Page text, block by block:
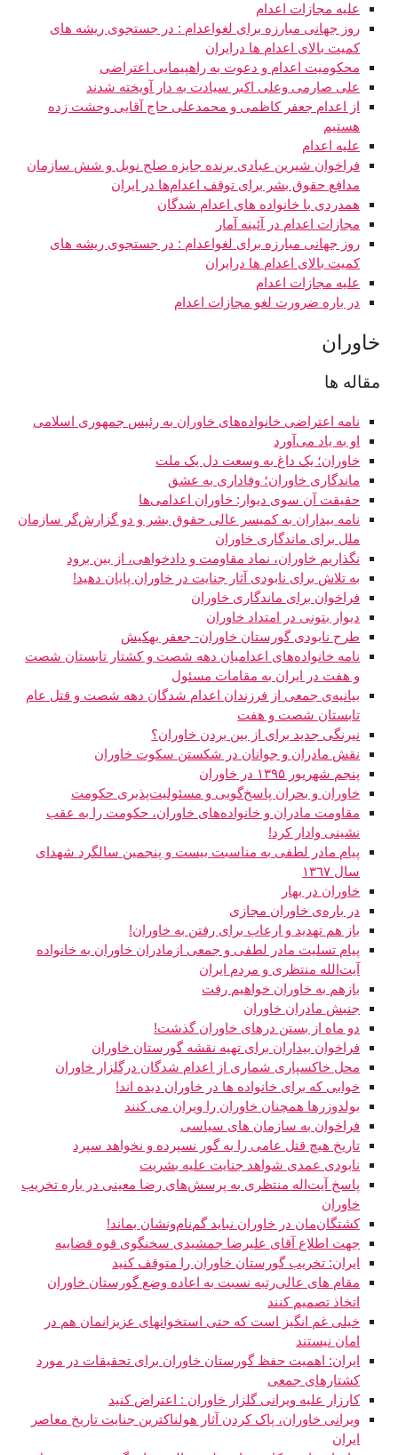
علیه مجازات اعدام
روز جهانی مبارزه برای لغواعدام : در جستجوی ریشه های
کمیت بالای اعدام ها درایران
محکوميت اعدام و دعوت به راهپيمايی اعتراضی
علی صارمی وعلی اکبر سیادت به دار آویخته شدند
از اعدام جعفر کاظمی و محمدعلی حاج آقایی وحشت زده
هستیم
علیه اعدام
فراخوان شیرین عبادی برنده جایزه صلح نوبل و شش سازمان
مدافع حقوق بشر برای توقف اعدام‌ها در ایران
همدردی با خانواده های اعدام شدگان
مجازات اعدام در آئینه آمار
روز جهانی مبارزه برای لغواعدام : در جستجوی ریشه های
کمیت بالای اعدام ها درایران
علیه مجازات اعدام
در باره ضرورت لغو مجازات اعدام
خاوران
مقاله ها
نامه اعتراضی خانواده‌های خاوران به رئیس جمهوری اسلامی
او به یاد می‌آورد
خاوران؛ یک داغ به وسعت دل یک ملت
ماندگاری خاوران؛ وفاداری به عشق
حقیقت آن‌ سوی دیوار: خاوران اعدامی‌ها
نامه بیداران به کمیسر عالی حقوق بشر و دو گزارش‌گر سازمان
ملل برای ماندگاری خاوران
نگذاریم خاوران، نماد مقاومت و دادخواهی، از بین برود
به تلاش برای نابودی آثار جنایت در خاوران پایان دهید!
فراخوان برای ماندگاری خاوران
دیوار بتونی در امتداد خاوران
طرح نابودی گورستان خاوران- جعفر بهکیش
نامه خانواده‌های اعدامیان دهه شصت و کشتار تابستان شصت
و هفت در ایران به مقامات مسئول
بیانیه‌ی جمعی از فرزندان اعدام شدگان دهه شصت و قتل عام
تابستان شصت و هفت
نیرنگی جدید برای از بین بردن خاوران؟
نقش مادران و جوانان در شکستن سکوت خاوران
پنجم شهریور ۱۳۹۵ در خاوران
خاوران و بحران پاسخ‌گویی و مسئولیت‌پذیری حکومت
مقاومت مادران و خانواده‌های خاوران، حکومت را به عقب
نشینی وادار کرد!
پیام مادر لطفی به مناسبت بیست و پنجمین سالگرد شهدای
سال ١٣٦٧
خاوران در بهار
در باره‌ی خاوران مجازی
باز هم تهدید و ارعاب برای رفتن به خاوران!
پيام تسليت مادر لطفی و جمعی ازمادران خاوران به خانواده
آيت‌الله منتظری و مردم ايران
بازهم به خاوران خواهیم رفت
جنبش مادران خاوران
دو ماه از بستن درهای خاوران گذشت!
فراخوان بیداران برای تهیه نقشه گورستان خاوران
محل خاکسپاری شماری از اعدام شدگان درگلزار خاوران
خوابی که برای خانواده ها در خاوران دیده اند!
بولدوزرها همچنان خاوران را ویران می کنند
فراخوان به سازمان های سیاسی
تاریخ هیچ قتل عامی را به گور نسپرده و نخواهد سپرد
نابودی عمدی شواهد جنایت علیه بشریت
پاسخ آیت‌اله منتظری به پرسش‌های رضا معینی در باره تخریب
خاوران
کشتگان‌مان در خاوران نباید گم‌نام‌ونشان بماند!
جهت اطلاع آقای علیرضا جمشیدی سخنگوی قوه قضاییه
ایران: تخریب گورستان خاوران را متوقف کنید
مقام های عالی‌رتبه نسبت به اعاده وضع گورستان خاوران
اتخاذ تصمیم كنند
خیلی غم انگیز است که حتی استخوانهای عزیزانمان هم در
امان نیستند
ایران: اهمیت حفظ گورستان خاوران برای تحقیقات در مورد
کشتارهای جمعی
کارزار علیه ویرانی گلزار خاوران : اعتراض کنید
ویرانی خاوران، پاک کردن آثار هولناکترین جنایت تاریخ معاصر
ایران